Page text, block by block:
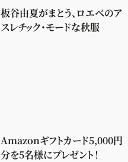
板谷由夏がまとう、ロエベのア
スレチック・モードな秋服
Amazonギフトカード5,000円
分を5名様にプレゼント！